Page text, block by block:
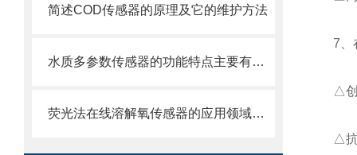
简述COD传感器的原理及它的维护方法
水质多参数传感器的功能特点主要有哪些？
荧光法在线溶解氧传感器的应用领域详解
7、
△
△